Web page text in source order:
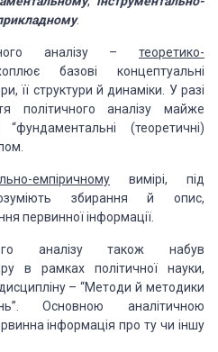
.
аналізу – теоретико-
базові концептуальні
її структури й динаміки. У разі
політичного аналізу майже
(теоретичні)
емпіричному вимірі, під
збирання й опис,
первинної інформації.
аналізу також набув
в рамках політичної науки,
– “Методи й методики
Основною аналітичною
інформація про ту чи іншу